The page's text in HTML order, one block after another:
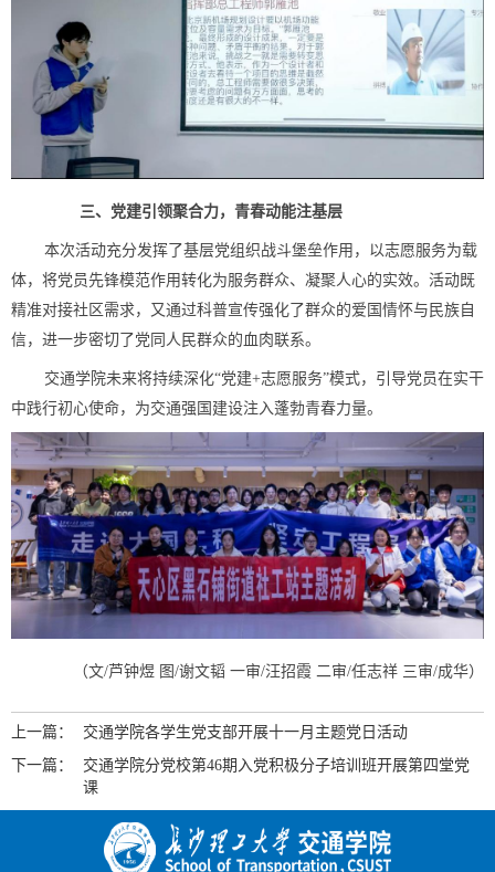
三、 党建引领聚合力，青春动能注基层
本次活动充分发挥了基层党组织战斗堡垒作用，以志愿服务为载
体，将党员先锋模范作用转化为服务群众、凝聚人心的实效。活动既
精准对接社区需求，又通过科普宣传强化了群众的爱国情怀与民族自
信，进一步密切了党同人民群众的血肉联系。
交通学院未来将持续深化“党建+志愿服务”模式，引导党员在实干
中践行初心使命，为交通强国建设注入蓬勃青春力量。
（文/芦钟煜 图/谢文韬 一审/汪招霞 二审/任志祥 三审/成华）
上一篇：
交通学院各学生党支部开展十一月主题党日活动
下一篇：
交通学院分党校第46期入党积极分子培训班开展第四堂党
课